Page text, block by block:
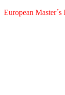
European